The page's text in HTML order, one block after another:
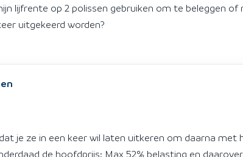
lijfrente op 2 polissen gebruiken om te beleggen
uitgekeerd worden?
je ze in een keer wil laten uitkeren om daarna met
de hoofdprijs: Max 52% belasting en